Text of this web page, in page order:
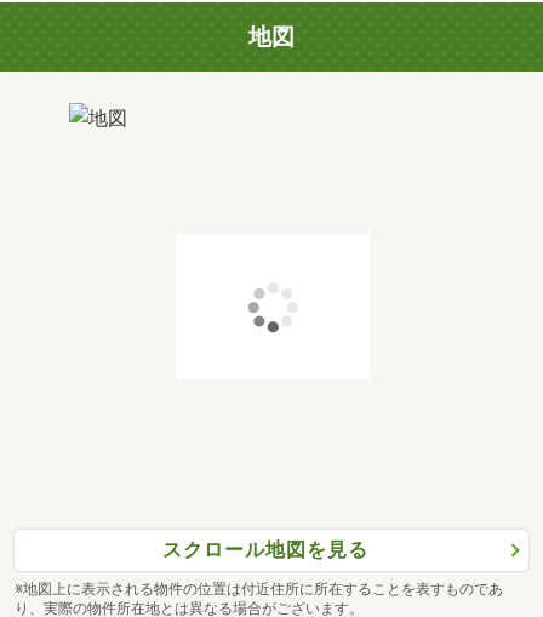
地図
スクロール地図を見る
※地図上に表示される物件の位置は付近住所に所在することを表すものであ
り、実際の物件所在地とは異なる場合がございます。